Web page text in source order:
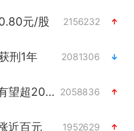
元/股 2156232
刑1年 2081306
宇树科技王兴兴身家有望超200亿元 2058836
近百元 1952629